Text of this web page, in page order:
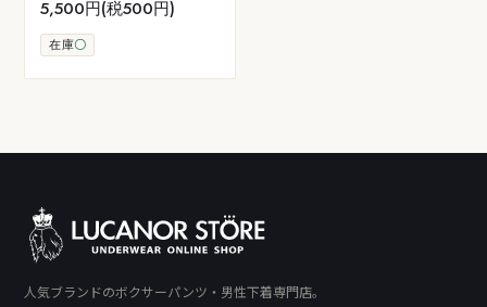
5,500円(税500円)
在庫〇
人気ブランドのボクサーパンツ・男性下着専門店。